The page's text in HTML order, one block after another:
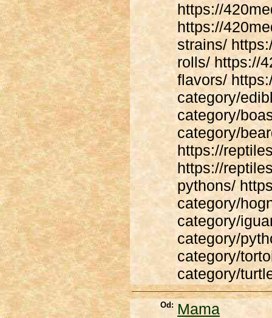
https://
https://
strains/
rolls/ https://
flavors/
category/
category/
category/
https://
https://
pythons/
category/
category/
category/
category/
category/
Od: Mama